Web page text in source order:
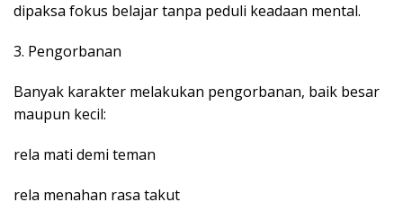
dipaksa fokus belajar tanpa peduli keadaan mental.
3. Pengorbanan
Banyak karakter melakukan pengorbanan, baik besar
maupun kecil:
rela mati demi teman
rela menahan rasa takut